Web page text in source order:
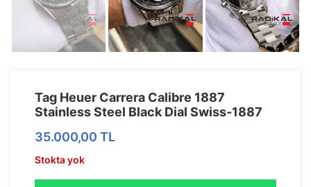
Tag Heuer Carrera Calibre 1887
Stainless Steel Black Dial Swiss-1887
35.000,00 TL
Stokta yok